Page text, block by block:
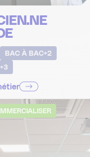
BAC À BAC+2